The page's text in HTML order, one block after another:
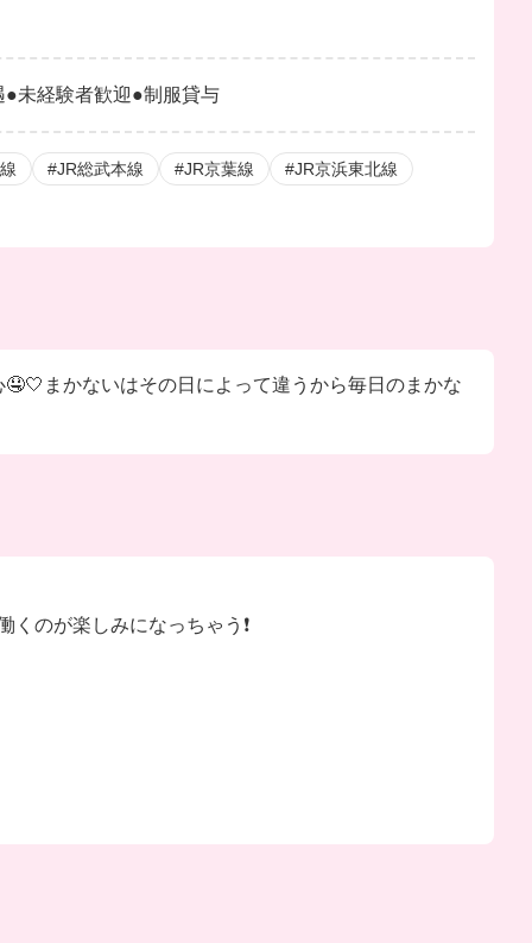
未経験者歓迎●制服貸与
#JR総武本線 #JR京葉線 #JR京浜東北線
まかないはその日によって違うから毎日のまかな
のが楽しみになっちゃう❗️